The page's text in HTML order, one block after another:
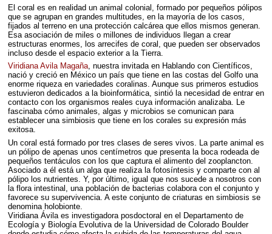
El coral es en realidad un animal colonial, formado por pequeños pólipos
que se agrupan en grandes multitudes, en la mayoría de los casos,
fijados al terreno en una protección calcárea que ellos mismos generan.
Esa asociación de miles o millones de individuos llegan a crear
estructuras enormes, los arrecifes de coral, que pueden ser observados
incluso desde el espacio exterior a la Tierra.
Viridiana Avila Magaña, nuestra invitada en Hablando con Científicos,
nació y creció en México un país que tiene en las costas del Golfo una
enorme riqueza en variedades coralinas. Aunque sus primeros estudios
estuvieron dedicados a la bioinformática, sintió la necesidad de entrar en
contacto con los organismos reales cuya información analizaba. Le
fascinaba cómo animales, algas y microbios se comunican para
establecer una simbiosis que tiene en los corales su expresión más
exitosa.
Un coral está formado por tres clases de seres vivos. La parte animal es
un pólipo de apenas unos centímetros que presenta la boca rodeada de
pequeños tentáculos con los que captura el alimento del zooplancton.
Asociado a él está un alga que realiza la fotosíntesis y comparte con al
pólipo los nutrientes. Y, por último, igual que nos sucede a nosotros con
la flora intestinal, una población de bacterias colabora con el conjunto y
favorece su supervivencia. A este conjunto de criaturas en simbiosis se
denomina holobionte.
Viridiana Ávila es investigadora posdoctoral en el Departamento de
Ecología y Biología Evolutiva de la Universidad de Colorado Boulder